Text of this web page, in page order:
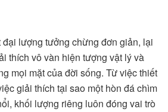
lượng tưởng chừng đơn giản, lại
thích vô vàn hiện tượng vật lý và
mọi mặt của đời sống. Từ việc thiết
giải thích tại sao một hòn đá chìm
khối lượng riêng luôn đóng vai trò